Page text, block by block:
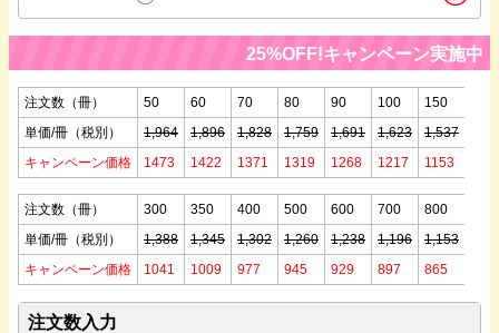
25%OFF!キャンペーン実施中！
注文数（冊） 50 60 70 80 90 100 150
単価/冊（税別）
1,964 1,896 1,828 1,759 1,691 1,623 1,537
キャンペーン価格
1473 1422 1371 1319 1268 1217 1153
注文数（冊） 300 350 400 500 600 700 800
単価/冊（税別）
1,388 1,345 1,302 1,260 1,238 1,196 1,153
キャンペーン価格
1041 1009 977 945 929 897 865
注文数入力